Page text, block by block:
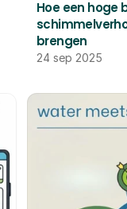
Hoe een hoge
brengen
24 sep 2025